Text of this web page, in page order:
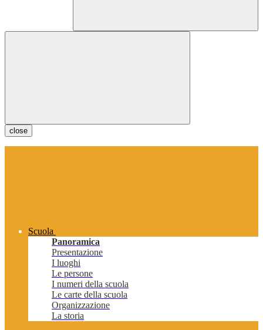
close
Scuola
Panoramica
Presentazione
I luoghi
Le persone
I numeri della scuola
Le carte della scuola
Organizzazione
La storia